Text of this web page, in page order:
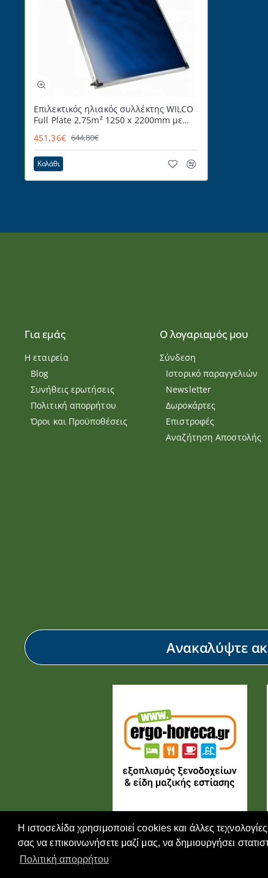
Η ιστοσελίδα χρησιμοποιεί cookies και άλλες
σας να επικοινωνήσετε μαζί μας, να δημιουργήσει
Πολιτική απορρήτου
Επιλεκτικός ηλιακός συλλέκτης WILCO
Full Plate 2,75m² 1250 x 2200mm με
451,36€ 644,80€
Καλάθι
Για εμάς
Η εταιρεία
Blog
Συνήθεις ερωτήσεις
Πολιτική απορρήτου
Όροι και Προϋποθέσεις
Ο λογαριαμός μου
Σύνδεση
Ιστορικό παραγγελιών
Newsletter
Δωροκάρτες
Επιστροφές
Αναζήτηση Αποστολής
Ανακαλύψτε